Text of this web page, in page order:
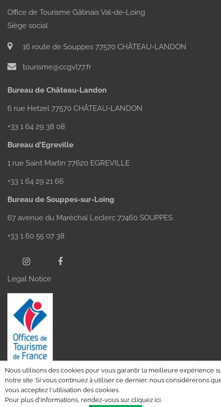
Office de Tourisme Gâtinais Val-de-Loing
Siège social
16 route de Souppes 77570 CHÂTEAU-LANDON
tourisme@ccgvl77.fr
Bureau de Château-Landon
6 rue Hetzel 77570 CHÂTEAU-LANDON
+33 1 64 29 38 08
Bureau d’Egreville
1 rue Saint Martin 77620 EGREVILLE
+33 1 64 29 21 66
Bureau de Souppes-sur-Loing
67 avenue du Maréchal Leclerc 77460 SOUPPES
+33 1 60 55 07 38
Legal Notice
Nous utilisons des cookies pour vous garantir la meilleure expérience
notre site. Si vous continuez à utiliser ce dernier, nous considérerons
vous acceptez l'utilisation des cookies.
Pour plus d'informations, rendez-vous sur cliquez ici.